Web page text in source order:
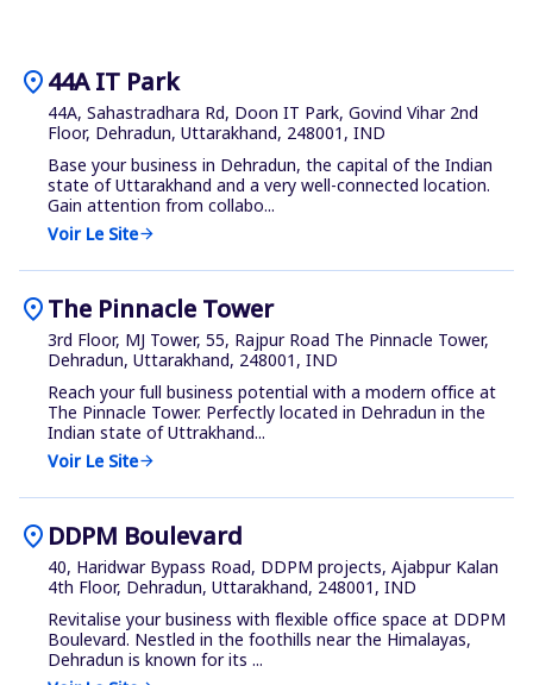
location_on44A IT Park
44A, Sahastradhara Rd, Doon IT Park, Govind Vihar 2nd
Floor, Dehradun, Uttarakhand, 248001, IND
Base your business in Dehradun, the capital of the Indian
state of Uttarakhand and a very well-connected location.
Gain attention from collabo...
Voir Le Sitearrow_forward
location_onThe Pinnacle Tower
3rd Floor, MJ Tower, 55, Rajpur Road The Pinnacle Tower,
Dehradun, Uttarakhand, 248001, IND
Reach your full business potential with a modern office at
The Pinnacle Tower. Perfectly located in Dehradun in the
Indian state of Uttrakhand...
Voir Le Sitearrow_forward
location_on DDPM Boulevard
40, Haridwar Bypass Road, DDPM projects, Ajabpur Kalan
4th Floor, Dehradun, Uttarakhand, 248001, IND
Revitalise your business with flexible office space at DDPM
Boulevard. Nestled in the foothills near the Himalayas,
Dehradun is known for its ...